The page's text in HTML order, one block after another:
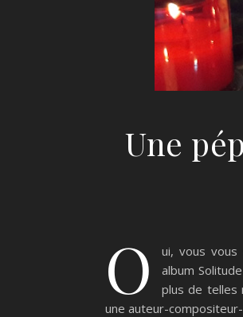
Une
O
ui, vous vous
album
plus de telles
une auteur-